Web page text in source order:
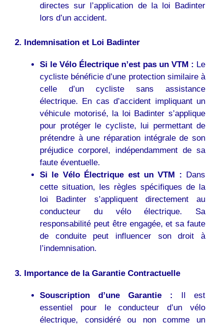
directes sur l’application de la loi Badinter
lors d’un accident.
2. Indemnisation et Loi Badinter
Si le Vélo Électrique n’est pas un VTM : Le
cycliste bénéficie d’une protection similaire à
celle d’un cycliste sans assistance
électrique. En cas d’accident impliquant un
véhicule motorisé, la loi Badinter s’applique
pour protéger le cycliste, lui permettant de
prétendre à une réparation intégrale de son
préjudice corporel, indépendamment de sa
faute éventuelle.
Si le Vélo Électrique est un VTM : Dans
cette situation, les règles spécifiques de la
loi Badinter s’appliquent directement au
conducteur du vélo électrique. Sa
responsabilité peut être engagée, et sa faute
de conduite peut influencer son droit à
l’indemnisation.
3. Importance de la Garantie Contractuelle
Souscription d’une Garantie :
Il est
essentiel pour le conducteur d’un vélo
électrique, considéré ou non comme un